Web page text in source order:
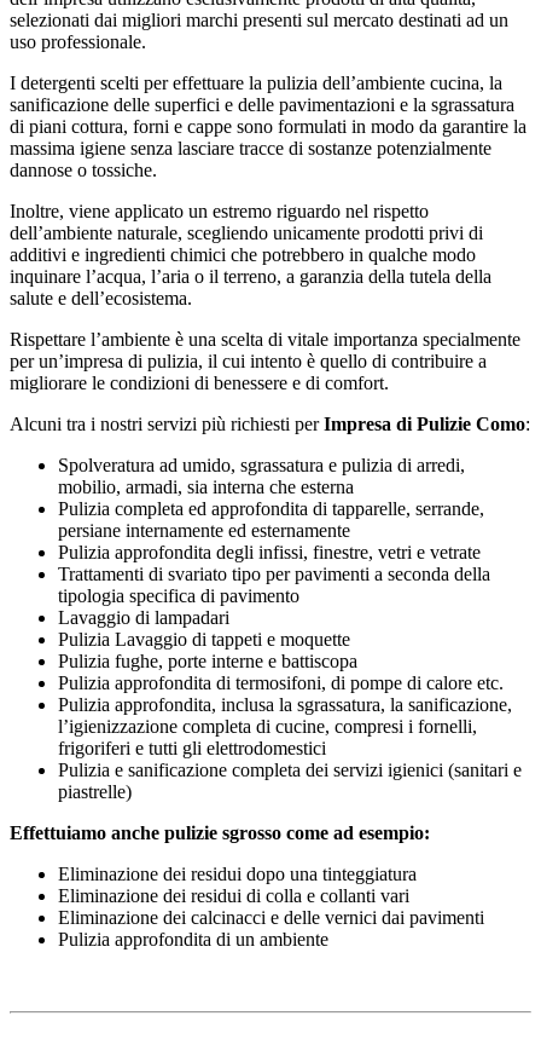
selezionati dai migliori marchi presenti sul mercato destinati ad un
uso professionale.
I detergenti scelti per effettuare la pulizia dell’ambiente cucina, la
sanificazione delle superfici e delle pavimentazioni e la sgrassatura
di piani cottura, forni e cappe sono formulati in modo da garantire la
massima igiene senza lasciare tracce di sostanze potenzialmente
dannose o tossiche.
Inoltre, viene applicato un estremo riguardo nel rispetto
dell’ambiente naturale, scegliendo unicamente prodotti privi di
additivi e ingredienti chimici che potrebbero in qualche modo
inquinare l’acqua, l’aria o il terreno, a garanzia della tutela della
salute e dell’ecosistema.
Rispettare l’ambiente è una scelta di vitale importanza specialmente
per un’impresa di pulizia, il cui intento è quello di contribuire a
migliorare le condizioni di benessere e di comfort.
Alcuni tra i nostri servizi più richiesti perImpresa di Pulizie Como:
Spolveratura ad umido, sgrassatura e pulizia di arredi,
mobilio, armadi, sia interna che esterna
Pulizia completa ed approfondita di tapparelle, serrande,
persiane internamente ed esternamente
Pulizia approfondita degli infissi, finestre, vetri e vetrate
Trattamenti di svariato tipo per pavimenti a seconda della
tipologia specifica di pavimento
Lavaggio di lampadari
Pulizia Lavaggio di tappeti e moquette
Pulizia fughe, porte interne e battiscopa
Pulizia approfondita di termosifoni, di pompe di calore etc.
Pulizia approfondita, inclusa la sgrassatura, la sanificazione,
l’igienizzazione completa di cucine, compresi i fornelli,
frigoriferi e tutti gli elettrodomestici
Pulizia e sanificazione completa dei servizi igienici (sanitari e
piastrelle)
Effettuiamo anche pulizie sgrosso come ad esempio:
Eliminazione dei residui dopo una tinteggiatura
Eliminazione dei residui di colla e collanti vari
Eliminazione dei calcinacci e delle vernici dai pavimenti
Pulizia approfondita di un ambiente